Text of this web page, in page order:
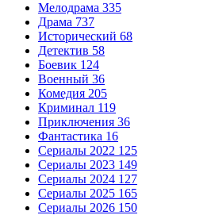
Мелодрама 335
Драма 737
Исторический 68
Детектив 58
Боевик 124
Военный 36
Комедия 205
Криминал 119
Приключения 36
Фантастика 16
Сериалы 2022 125
Сериалы 2023 149
Сериалы 2024 127
Сериалы 2025 165
Сериалы 2026 150